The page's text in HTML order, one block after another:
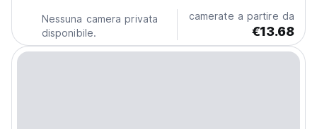
translated from original language)
Nessuna camera privata
disponibile.
camerate a partire da
€13.68